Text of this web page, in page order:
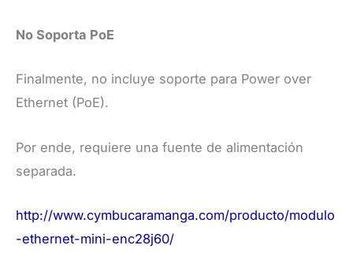
No Soporta PoE
Finalmente, no incluye soporte para Power over
Ethernet (PoE).
Por ende, requiere una fuente de alimentación
separada.
http://www.cymbucaramanga.com/producto/modulo
-ethernet-mini-enc28j60/